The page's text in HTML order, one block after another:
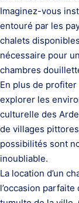
Imaginez-vous
entouré par les
chalets
nécessaire pour
chambres
En plus de
explorer les
culturelle des
de villages
possibilités sont
inoubliable.
La location d’un
l’occasion